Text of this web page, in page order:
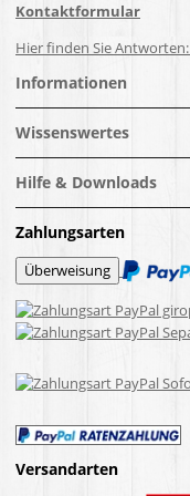
Kontaktformular
Hier finden Sie Antworten:
Informationen
Wissenswertes
Hilfe & Downloads
Zahlungsarten
Versandarten